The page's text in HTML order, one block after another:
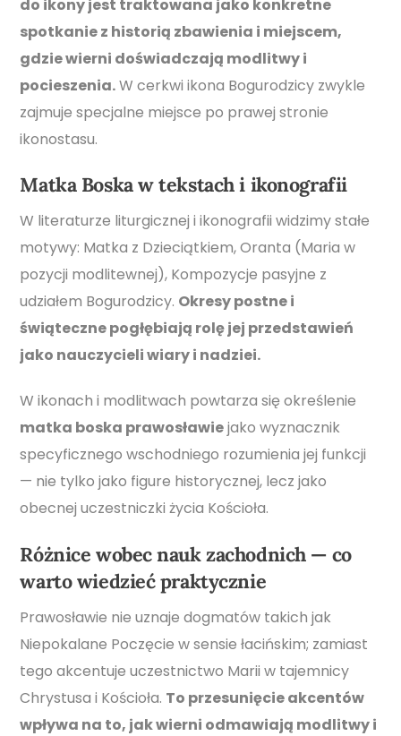
do ikony jest traktowana jako konkretne
spotkanie z historią zbawienia i miejscem,
gdzie wierni doświadczają modlitwy i
pocieszenia.W cerkwi ikona Bogurodzicy zwykle
zajmuje specjalne miejsce po prawej stronie
ikonostasu.
Matka Boska w tekstach i ikonografii
W literaturze liturgicznej i ikonografii widzimy stałe
motywy: Matka z Dzieciątkiem, Oranta (Maria w
pozycji modlitewnej), Kompozycje pasyjne z
udziałem Bogurodzicy. Okresy postne i
świąteczne pogłębiają rolę jej przedstawień
jako nauczycieli wiary i nadziei.
W ikonach i modlitwach powtarza się określenie
matka boska prawosławiejako wyznacznik
specyficznego wschodniego rozumienia jej funkcji
— nie tylko jako figure historycznej, lecz jako
obecnej uczestniczki życia Kościoła.
Różnice wobec nauk zachodnich — co
warto wiedzieć praktycznie
Prawosławie nie uznaje dogmatów takich jak
Niepokalane Poczęcie w sensie łacińskim; zamiast
tego akcentuje uczestnictwo Marii w tajemnicy
Chrystusa i Kościoła. To przesunięcie akcentów
wpływa na to, jak wierni odmawiają modlitwy i